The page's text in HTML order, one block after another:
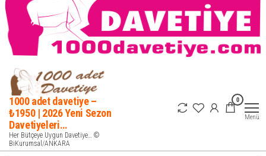
1000 adet davetiye –
₺1950 | 2026 Yeni Sezon
Davetiyeleri…
Her Bütçeye Uygun Davetiye… ©
BiKurumsal/ANKARA
0
Menü